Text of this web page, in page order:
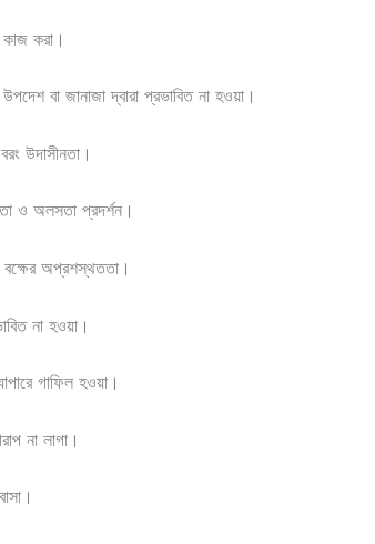
কাজ করা।
বা জানাজা দ্বারা প্রভাবিত না হওয়া।
উদাসীনতা।
ও অলসতা প্রদর্শন।
বক্ষের অপ্রশস্থততা।
না হওয়া।
গাফিল হওয়া।
না লাগা।